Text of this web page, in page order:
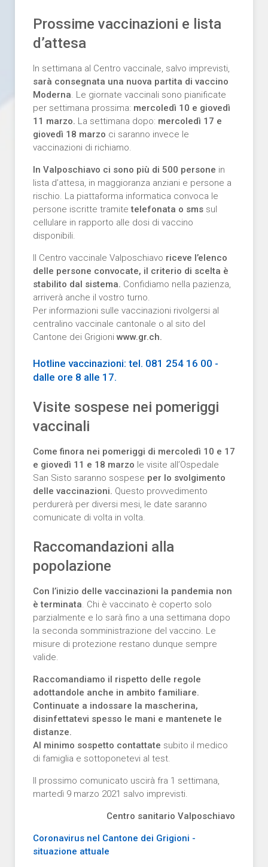
Prossime vaccinazioni e lista
d’attesa
In settimana al Centro vaccinale, salvo imprevisti,
sarà consegnata una nuova partita di vaccino
Moderna . Le giornate vaccinali sono pianificate
per settimana prossima: mercoledì 10 e giovedì
11 marzo. La settimana dopo: mercoledì 17 e
giovedì 18 marzo ci saranno invece le
vaccinazioni di richiamo.
In Valposchiavo ci sono più di 500 persone in
lista d’attesa, in maggioranza anziani e persone a
rischio. La piattaforma informatica convoca le
persone iscritte tramitetelefonata o sms sul
cellulare in rapporto alle dosi di vaccino
disponibili.
Il Centro vaccinale Valposchiavo riceve l’elenco
delle persone convocate, il criterio di scelta è
stabilito dal sistema. Confidiamo nella pazienza,
arriverà anche il vostro turno.
Per informazioni sulle vaccinazioni rivolgersi al
centralino vaccinale cantonale o al sito del
Cantone dei Grigioni www.gr.ch.
Hotline vaccinazioni: tel. 081 254 16 00 -
dalle ore 8 alle 17.
Visite sospese nei pomeriggi
vaccinali
Come finora nei pomeriggi di mercoledì 10 e 17
e giovedì 11 e 18 marzo le visite all’Ospedale
San Sisto saranno sospese per lo svolgimento
delle vaccinazioni. Questo provvedimento
perdurerà per diversi mesi, le date saranno
comunicate di volta in volta.
Raccomandazioni alla
popolazione
Con l’inizio delle vaccinazioni la pandemia non
è terminata . Chi è vaccinato è coperto solo
parzialmente e lo sarà fino a una settimana dopo
la seconda somministrazione del vaccino. Le
misure di protezione restano dunque sempre
valide.
Raccomandiamo il rispetto delle regole
adottandole anche in ambito familiare.
Continuate a indossare la mascherina,
disinfettatevi spesso le mani e mantenete le
distanze.
Al minimo sospetto contattate subito il medico
di famiglia e sottoponetevi al test.
Il prossimo comunicato uscirà fra 1 settimana,
martedì 9 marzo 2021 salvo imprevisti.
Centro sanitario Valposchiavo
Coronavirus nel Cantone dei Grigioni -
situazione attuale